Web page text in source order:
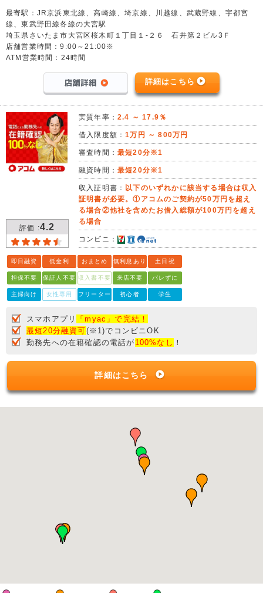
最寄駅：JR京浜東北線、高崎線、埼京線、川越線、武蔵野線、宇都宮
線、東武野田線各線の大宮駅
埼玉県さいたま市大宮区桜木町１丁目１-２６ 石井第２ビル3Ｆ
店舗営業時間：9:00～21:00※
ATM営業時間：24時間
詳細はこちら
評価 :4.2
実質年率： 2.4 ～ 17.9％
借入限度額：1万円 ～ 800万円
審査時間： 最短20分※1
融資時間： 最短20分※1
収入証明書： 以下のいずれかに該当する場合は収入
証明書が必要。①アコムのご契約が50万円を超え
る場合②他社を含めたお借入総額が100万円を超え
る場合
コンビニ：
即日融資 低金利 おまとめ 無利息あり 土日祝
担保不要 保証人不要 収入書不要 来店不要 バレずに
主婦向け 女性専用 フリーター 初心者 学生
スマホアプリ
「myac」で完結！
最短20分融資可(※1)でコンビニOK
勤務先への在籍確認の電話が 100%なし ！
詳細はこちら